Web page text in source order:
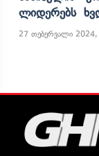
Ლიდერებს
27 თებერვალი